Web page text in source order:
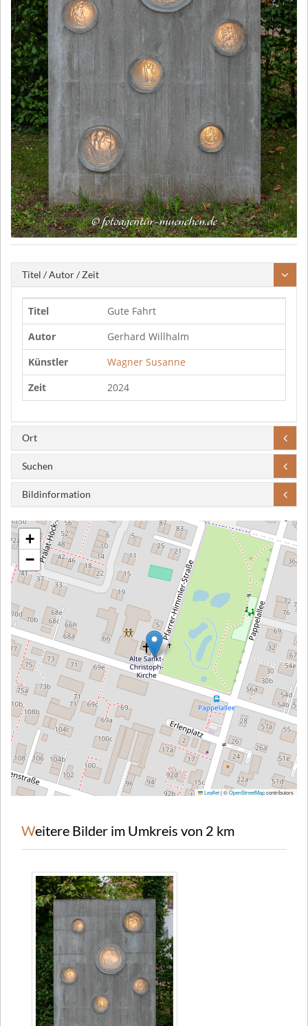
Titel / Autor / Zeit
Titel
Gute Fahrt
Autor
Gerhard Willhalm
Künstler
Wagner Susanne
Zeit
2024
Ort
Suchen
Bildinformation
+
−
Leaflet|©OpenStreetMapcontributors
Weitere Bilder im Umkreis von 2 km